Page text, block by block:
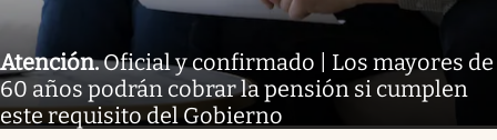
Atención.Oficial y confirmado | Los mayores de
60 años podrán cobrar la pensión si cumplen
este requisito del Gobierno